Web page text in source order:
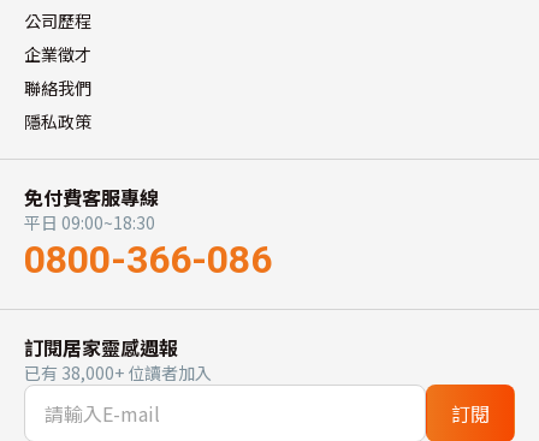
公司歷程
企業徵才
聯絡我們
隱私政策
免付費客服專線
平日 09:00~18:30
0800-366-086
訂閱居家靈感週報
已有 38,000+ 位讀者加入
訂閱